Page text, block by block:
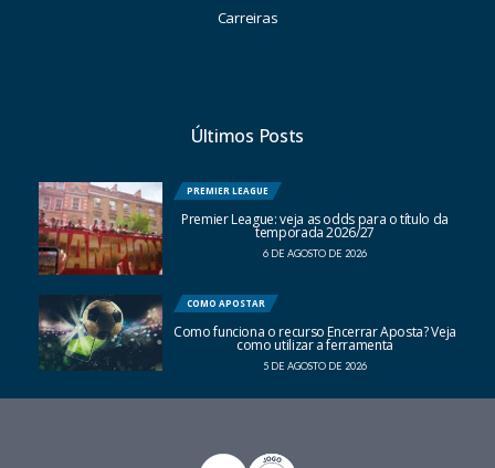
Carreiras
Últimos Posts
PREMIER LEAGUE
Premier League: veja as odds para o título da
temporada 2026/27
6 DE AGOSTO DE 2026
COMO APOSTAR
Como funciona o recurso Encerrar Aposta? Veja
como utilizar a ferramenta
5 DE AGOSTO DE 2026